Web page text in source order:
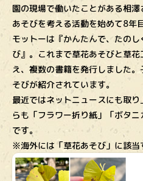
園の現場で働いたことがある相
あそびを考える活動を始めて8年
モットーは『かんたんで、たの
び』。これまで草花あそびと草
え、複数の書籍を発行しました
そびが紹介されています。
最近ではネットニュースにも取
らも「フラワー折り紙」「ボタ
です。
※海外には「草花あそび」に該当